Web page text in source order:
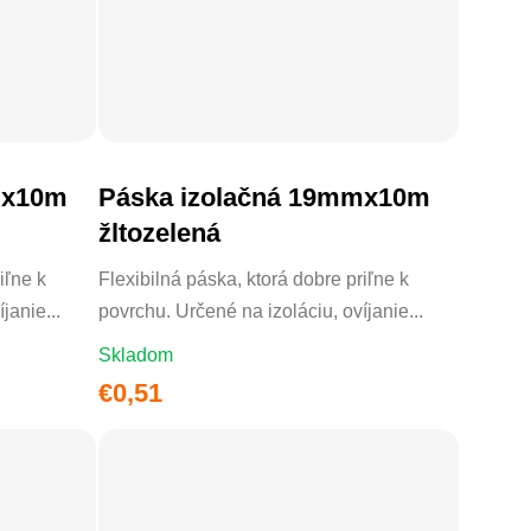
k
Páska izolačná 19mmx10m
žltozelená
Flexibilná páska, ktorá dobre priľne k
povrchu. Určené na izoláciu, ovíjanie...
Skladom
€0,51
DO KOŠÍKA